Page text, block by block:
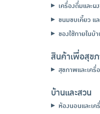
เครื่องดื่มและผ
ขนมขบเคี้ยว แ
ของใช้ภายในบ้
สินค้าเพื่อสุข
สุขภาพและเครื่
บ้านและสวน
ห้องนอนและเค